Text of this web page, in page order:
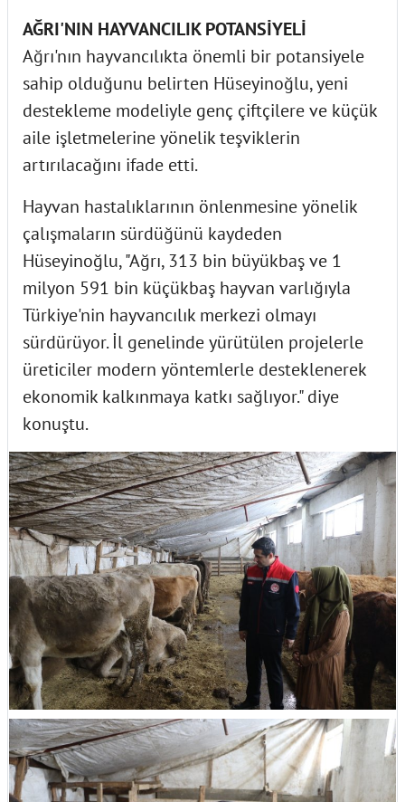
AĞRI'NIN HAYVANCILIK POTANSİYELİ
Ağrı'nın hayvancılıkta önemli bir potansiyele
sahip olduğunu belirten Hüseyinoğlu, yeni
destekleme modeliyle genç çiftçilere ve küçük
aile işletmelerine yönelik teşviklerin
artırılacağını ifade etti.
Hayvan hastalıklarının önlenmesine yönelik
çalışmaların sürdüğünü kaydeden
Hüseyinoğlu, "Ağrı, 313 bin büyükbaş ve 1
milyon 591 bin küçükbaş hayvan varlığıyla
Türkiye'nin hayvancılık merkezi olmayı
sürdürüyor. İl genelinde yürütülen projelerle
üreticiler modern yöntemlerle desteklenerek
ekonomik kalkınmaya katkı sağlıyor." diye
konuştu.